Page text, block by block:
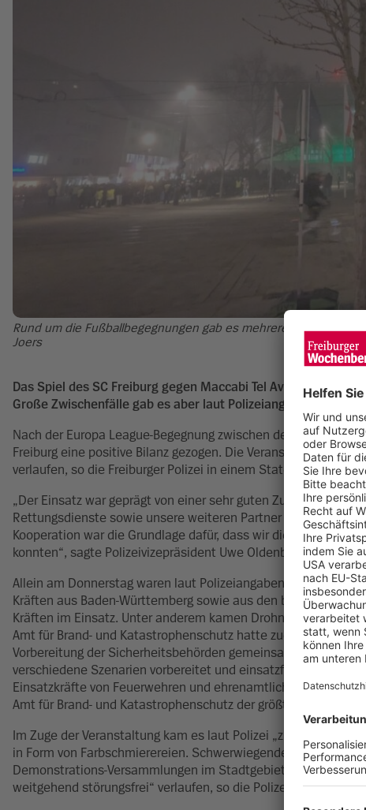
Rund um die Fußballbegegnungen gab es mehrere
Joers
Das Spiel des SC Freiburg gegen Maccabi Tel Aviv im
Große Zwischenfälle gab es aber laut Polizeiangaben so gut
Nach der Europa League-Begegnung zwischen dem SC
Freiburg eine positive Bilanz gezogen. Die Veranstaltung sei
verlaufen, so die Freiburger Polizei in einem Statement am
„Der Einsatz war geprägt von einer sehr guten
Rettungsdienste sowie unsere weiteren Partner haben
Kooperation war die Grundlage dafür, dass wir die Lage
konnten“, sagte Polizeivizepräsident Uwe Oldenburg, der den
Allein am Donnerstag waren laut Polizeiangaben rund 2.300
Kräften aus Baden-Württemberg sowie aus den
Kräften im Einsatz. Unter anderem kamen Drohnen, ein
Amt für Brand- und Katastrophenschutz hatte zudem mobile
Vorbereitung der Sicherheitsbehörden gemeinsam mit der
verschiedene Szenarien vorbereitet und einsatzfähig zu sein“,
Einsatzkräfte von Feuerwehren und ehrenamtlichen
Amt für Brand- und Katastrophenschutz der größte Einsatz seit
Im Zuge der Veranstaltung kam es laut Polizei „zu einzelnen,
in Form von Farbschmierereien. Schwerwiegende
Demonstrations-Versammlungen im Stadtgebiet mit jeweils
weitgehend störungsfrei“ verlaufen, so die Polizei.